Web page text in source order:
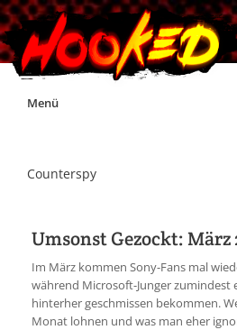
Skip
Menü
Impressum
Jobs
Counterspy
Umsonst Gezockt: März
Im März kommen Sony-Fans mal
während Microsoft-Junger zumindest
hinterher geschmissen bekommen.
Monat lohnen und was man eher